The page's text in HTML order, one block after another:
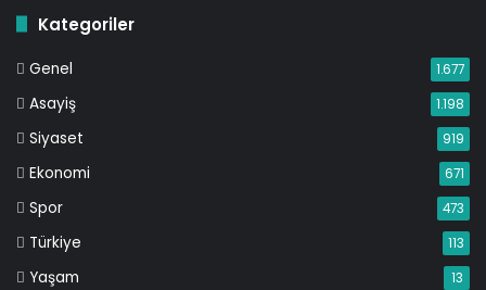
Kategoriler
Genel 1.677
Asayiş 1.198
Siyaset 919
Ekonomi 671
Spor 473
Türkiye 113
Yaşam 13